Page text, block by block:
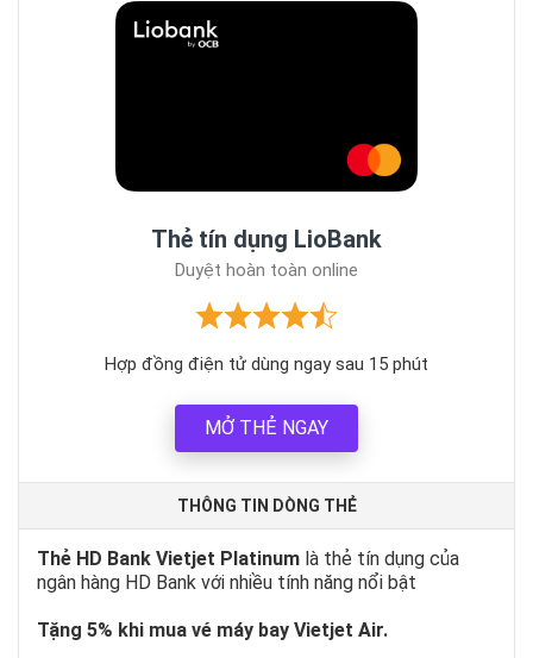
Thẻ tín dụng LioBank
Duyệt hoàn toàn online
Hợp đồng điện tử dùng ngay sau 15 phút
MỞ THẺ NGAY
THÔNG TIN DÒNG THẺ
Thẻ HD Bank Vietjet Platinum là thẻ tín dụng của
ngân hàng HD Bank với nhiều tính năng nổi bật
Tặng 5% khi mua vé máy bay Vietjet Air.